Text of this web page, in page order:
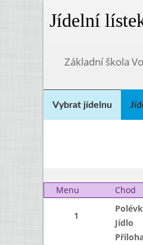
Jídelní
Základní škola
Vybrat jídelnu
Menu
Chod
1
Jídlo